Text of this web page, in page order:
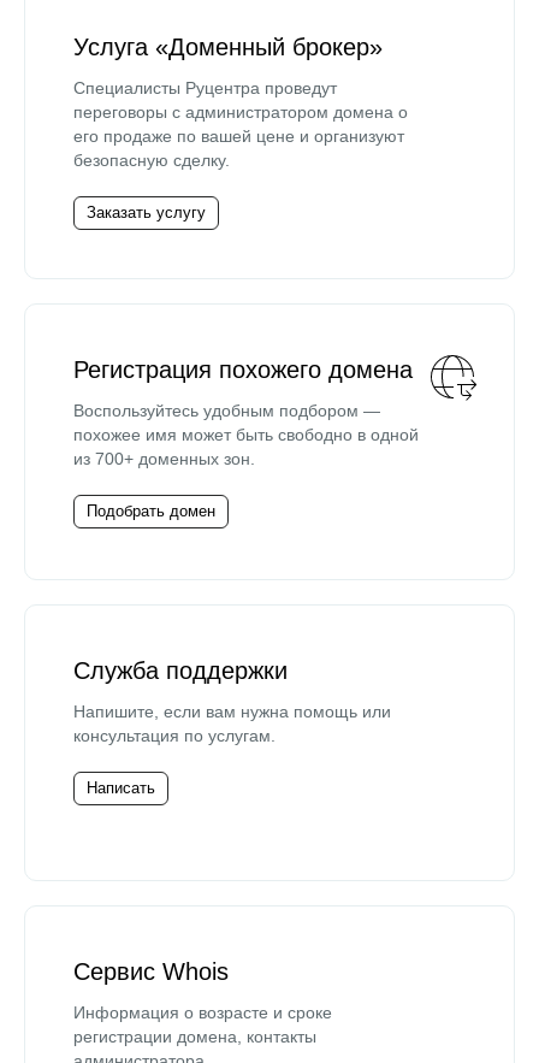
Услуга «Доменный брокер»
Специалисты Руцентра проведут
переговоры с администратором домена о
его продаже по вашей цене и организуют
безопасную сделку.
Заказать услугу
Регистрация похожего домена
Воспользуйтесь удобным подбором —
похожее имя может быть свободно в одной
из 700+ доменных зон.
Подобрать домен
Служба поддержки
Напишите, если вам нужна помощь или
консультация по услугам.
Написать
Сервис Whois
Информация о возрасте и сроке
регистрации домена, контакты